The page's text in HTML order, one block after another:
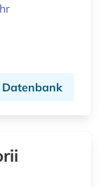
Datenbank